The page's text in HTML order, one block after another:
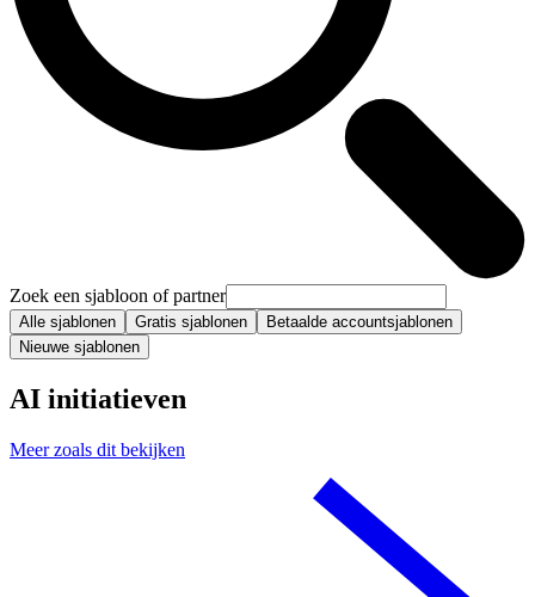
Zoek een sjabloon of partner
Alle sjablonen Gratis sjablonen
Betaalde accountsjablonen
Nieuwe sjablonen
AI initiatieven
Meer zoals dit bekijken